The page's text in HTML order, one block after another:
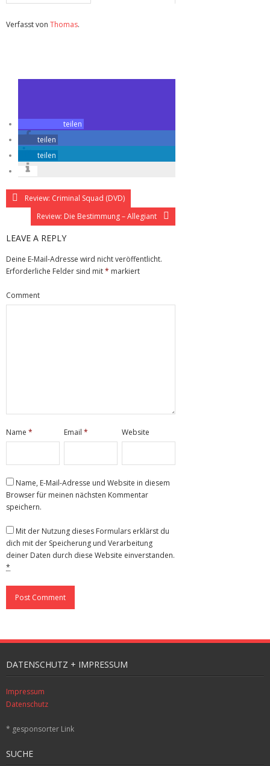
Verfasst von Thomas.
teilen
teilen
teilen
Review: Criminal Squad (DVD)
Review: Die Bestimmung – Allegiant
LEAVE A REPLY
Deine E-Mail-Adresse wird nicht veröffentlicht.
Erforderliche Felder sind mit* markiert
Comment
Name * Email* Website
Name, E-Mail-Adresse und Website in diesem
Browser für meinen nächsten Kommentar
speichern.
Mit der Nutzung dieses Formulars erklärst du
dich mit der Speicherung und Verarbeitung
deiner Daten durch diese Website einverstanden.
*
DATENSCHUTZ + IMPRESSUM
Impressum
Datenschutz
* gesponsorter Link
SUCHE